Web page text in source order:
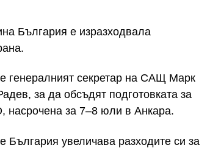
България е изразходвала
генералният секретар на САЩ Марк
за да обсъдят подготовката за
за 7–8 юли в Анкара.
увеличава разходите си за